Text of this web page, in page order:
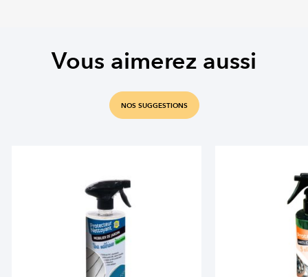
Vous aimerez aussi
NOS SUGGESTIONS